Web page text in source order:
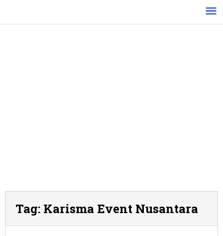
konten
Tag: Karisma Event Nusantara